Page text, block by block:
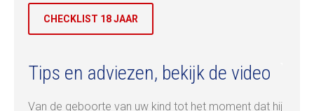
CHECKLIST 18 JAAR
Tips en adviezen, bekijk de video
Van de geboorte van uw kind tot het moment dat hij